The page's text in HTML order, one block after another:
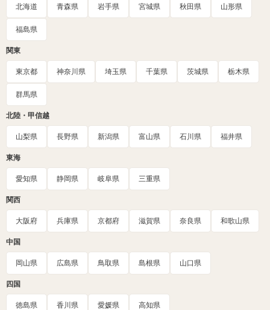
北海道 青森県 岩手県 宮城県 秋田県 山形県
福島県
関東
東京都 神奈川県 埼玉県 千葉県 茨城県 栃木県
群馬県
北陸・甲信越
山梨県 長野県 新潟県 富山県 石川県 福井県
東海
愛知県 静岡県 岐阜県 三重県
関西
大阪府 兵庫県 京都府 滋賀県 奈良県 和歌山県
中国
岡山県 広島県 鳥取県 島根県 山口県
四国
徳島県 香川県 愛媛県 高知県